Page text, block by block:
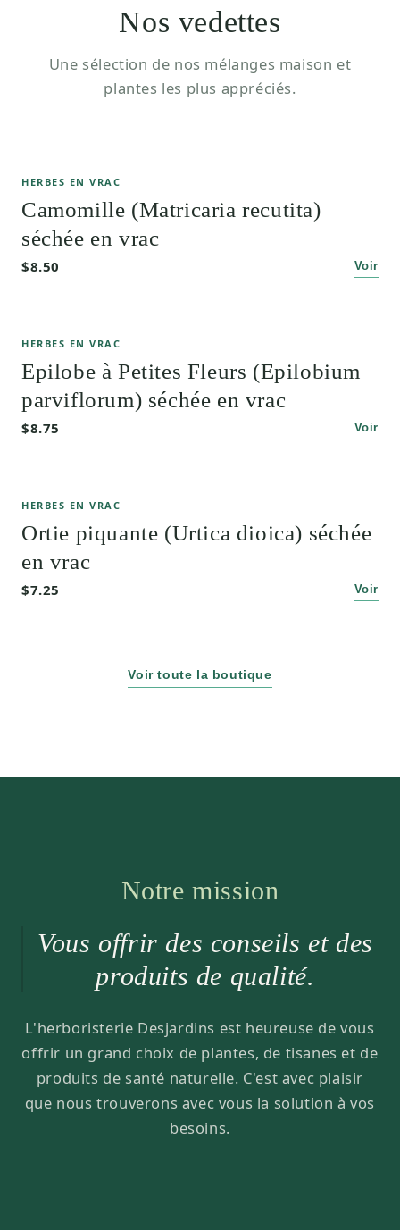
Nos vedettes
Une sélection de nos mélanges maison et
plantes les plus appréciés.
HERBES EN VRAC
Camomille (Matricaria recutita)
séchée en vrac
$8.50 Voir
HERBES EN VRAC
Epilobe à Petites Fleurs (Epilobium
parviflorum) séchée en vrac
$8.75 Voir
HERBES EN VRAC
Ortie piquante (Urtica dioica) séchée
en vrac
$7.25 Voir
Voir toute la boutique
Notre mission
Vous offrir des conseils et des
produits de qualité.
L'herboristerie Desjardins est heureuse de vous
offrir un grand choix de plantes, de tisanes et de
produits de santé naturelle. C'est avec plaisir
que nous trouverons avec vous la solution à vos
besoins.